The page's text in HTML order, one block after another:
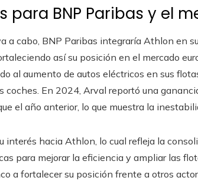
para BNP Paribas y el
a cabo, BNP Paribas integraría Athlon en
así su posición en el mercado
al aumento de autos eléctricos en sus
coches. En 2024, Arval reportó una
el año anterior, lo que muestra la
interés hacia Athlon, lo cual refleja la
para mejorar la eficiencia y ampliar las
a fortalecer su posición frente a otros